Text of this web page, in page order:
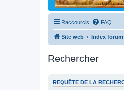
Raccourcis FAQ
Site web Index forum
Rechercher
REQUÊTE DE LA